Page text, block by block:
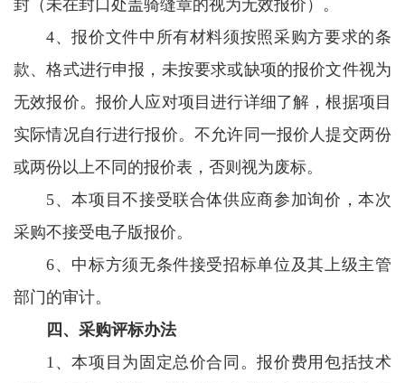
封（未在封口处盖骑缝章的视为无效报价）。
4、报价文件中所有材料须按照采购方要求的条
款、格式进行申报，未按要求或缺项的报价文件视为
无效报价。报价人应对项目进行详细了解，根据项目
实际情况自行进行报价。不允许同一报价人提交两份
或两份以上不同的报价表，否则视为废标。
5、本项目不接受联合体供应商参加询价，本次
采购不接受电子版报价。
6、中标方须无条件接受招标单位及其上级主管
部门的审计。
四、采购评标办法
1、本项目为固定总价合同。报价费用包括技术